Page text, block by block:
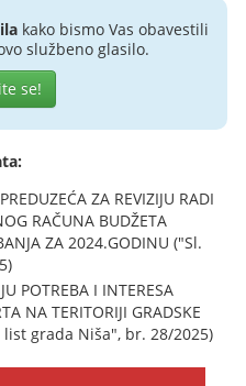
kako bismo Vas obavestili
službeno glasilo.
se!
ZA REVIZIJU RADI
RAČUNA BUDŽETA
ZA 2024.GODINU ("Sl.
POTREBA I INTERESA
NA TERITORIJI GRADSKE
list grada Niša", br. 28/2025)